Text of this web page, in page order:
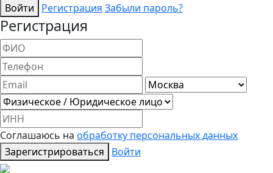
Войти
Регистрация Забыли пароль?
Регистрация
Соглашаюсь на обработку персональных данных
Зарегистрироваться
Войти